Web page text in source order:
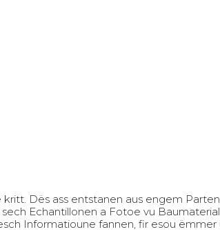
Dës ass entstanen aus engem
Echantillonen a Fotoe vu
Informatioune fannen, fir esou ëmmer